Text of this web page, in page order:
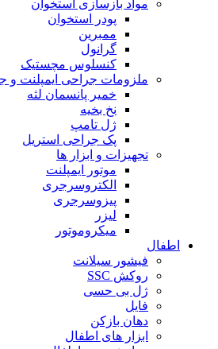
مواد بازسازی استخوان
پودر استخوان
ممبرین
گرانول
کنسلوس مچستیک
ملزومات جراحی ایمپلنت
خمیر پانسمان لثه
نخ بخیه
ژل تامپ
پک جراحی استریل
تجهیزات و ابزار ها
موتور ایمپلنت
الکتروسرجری
پیزوسرجری
لیزر
میکروموتور
اطفال
فیشور سیلانت
روکش SSC
ژل بی حسی
فایل
دهان بازکن
ابزار های اطفال